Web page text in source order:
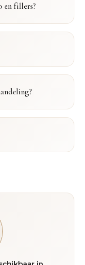
en fillers?